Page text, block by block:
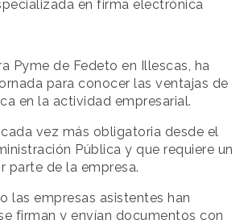
en firma electrónica
Pyme de Fedeto en Illescas, ha
para conocer las ventajas de
en la actividad empresarial.
vez más obligatoria desde el
Pública y que requiere un
parte de la empresa.
las empresas asistentes han
firman y envían documentos con